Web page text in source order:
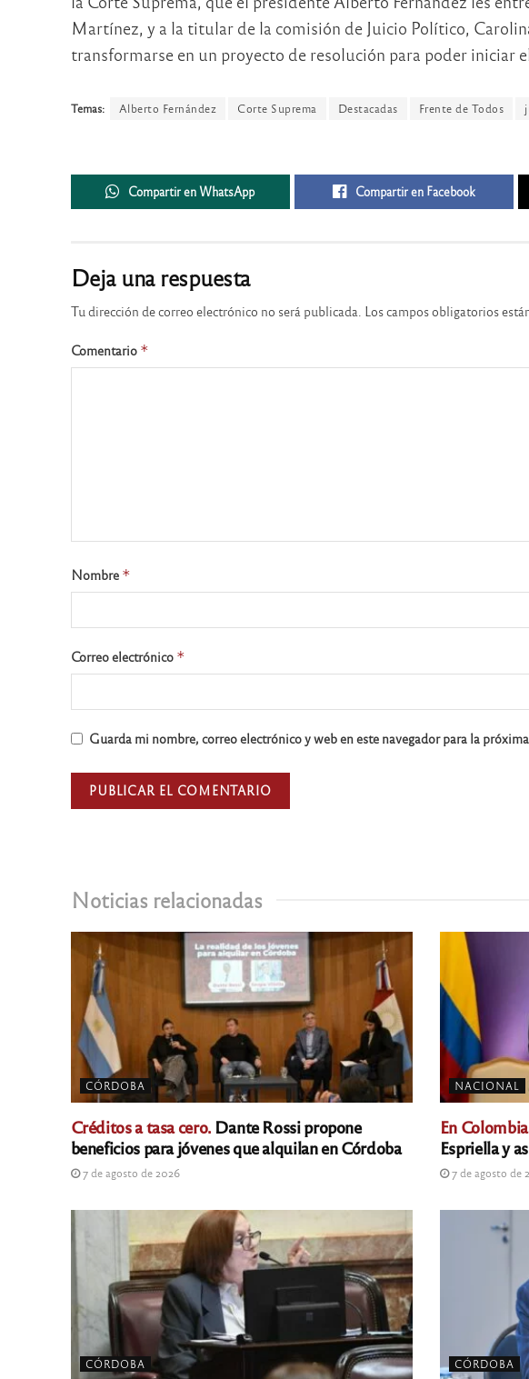
Martínez, y a la titular de la comisión de Juicio Político,
transformarse en un proyecto de resolución para poder iniciar
Temas: Alberto Fernández Corte Suprema Destacadas Frente de Todos
Compartir en WhatsApp Compartir en Facebook
Noticias relacionadas
CÓRDOBA
Créditos a tasa cero.Dante Rossi propone
beneficios para jóvenes que alquilan en Córdoba
7 de agosto de 2026
NACIONAL
En
Espriella y
7 de agosto de
CÓRDOBA CÓRDOBA
Deja una respuesta
Tu dirección de correo electrónico no será publicada. Los campos obligatorios
Comentario *
Nombre *
Correo electrónico *
Guarda mi nombre, correo electrónico y web en este navegador para la